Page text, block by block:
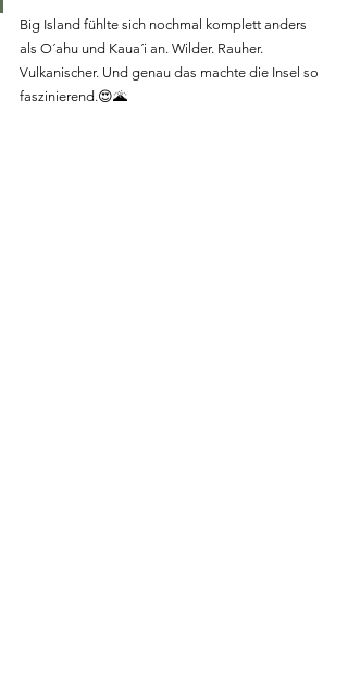
Big Island fühlte sich nochmal komplett anders
als O´ahu und Kaua´i an. Wilder. Rauher.
Vulkanischer. Und genau das machte die Insel so
faszinierend.😍🌋